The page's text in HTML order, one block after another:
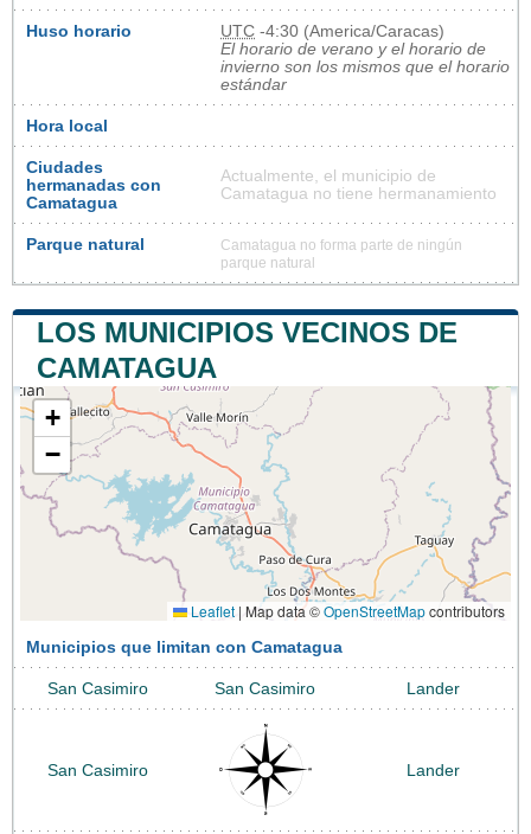
Huso horario UTC -4:30 (America/Caracas)
El horario de verano y el horario de
invierno son los mismos que el horario
estándar
Hora local
Ciudades
hermanadas con
Camatagua
Actualmente, el municipio de
Camatagua no tiene hermanamiento
Parque natural
Camatagua no forma parte de ningún
parque natural
LOS MUNICIPIOS VECINOS DE
CAMATAGUA
+
−
Leaflet | Map data ©OpenStreetMapcontributors
Municipios que limitan con Camatagua
San Casimiro San Casimiro Lander
San Casimiro Lander